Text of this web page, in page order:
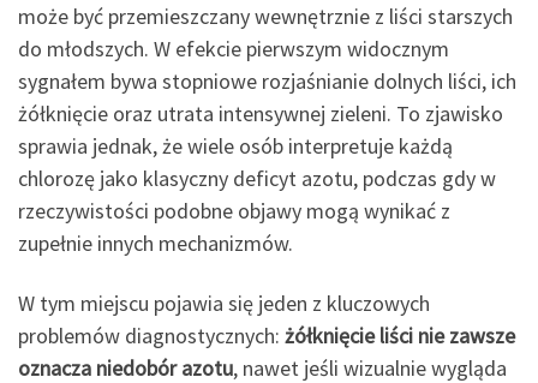
może być przemieszczany wewnętrznie z liści starszych
do młodszych. W efekcie pierwszym widocznym
sygnałem bywa stopniowe rozjaśnianie dolnych liści, ich
żółknięcie oraz utrata intensywnej zieleni. To zjawisko
sprawia jednak, że wiele osób interpretuje każdą
chlorozę jako klasyczny deficyt azotu, podczas gdy w
rzeczywistości podobne objawy mogą wynikać z
zupełnie innych mechanizmów.
W tym miejscu pojawia się jeden z kluczowych
problemów diagnostycznych: żółknięcie liści nie zawsze
oznacza niedobór azotu, nawet jeśli wizualnie wygląda